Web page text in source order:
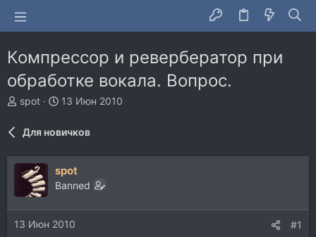
Компрессор и ревербератор при
обработке вокала. Вопрос.
А
о
р
т
е
м
spot
Д
н
а
ч
а
13 Июн 2010
Для новичков
spot
Banned
13 Июн 2010 #1